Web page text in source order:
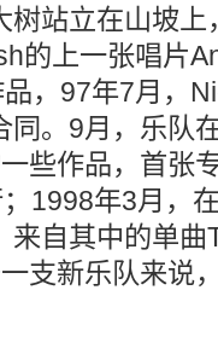
树站立在山坡
的上一张唱片
品，97年7月，
同。9月，乐队
些作品，首张
1998年3月，
来自其中的单
支新乐队来说